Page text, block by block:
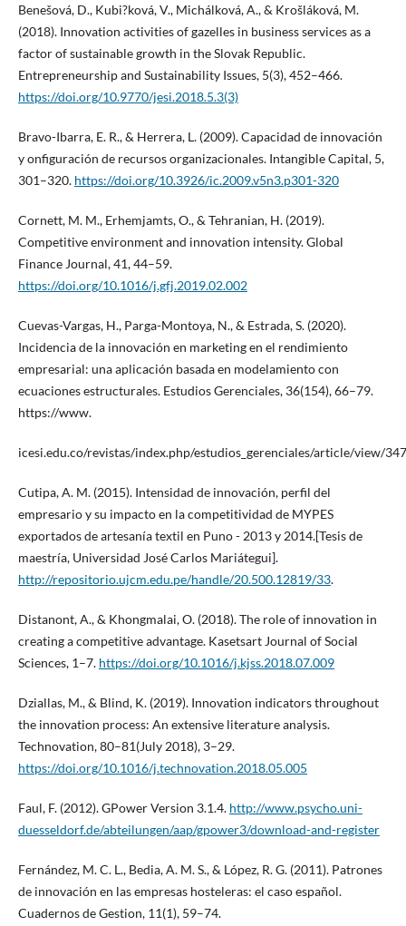
Benešová, D., Kubi?ková, V., Michálková, A., & Krošláková, M.
(2018). Innovation activities of gazelles in business services as a
factor of sustainable growth in the Slovak Republic.
Entrepreneurship and Sustainability Issues, 5(3), 452–466.
https://doi.org/10.9770/jesi.2018.5.3(3)
Bravo-Ibarra, E. R., & Herrera, L. (2009). Capacidad de innovación
y onfiguración de recursos organizacionales. Intangible Capital, 5,
301–320. https://doi.org/10.3926/ic.2009.v5n3.p301-320
Cornett, M. M., Erhemjamts, O., & Tehranian, H. (2019).
Competitive environment and innovation intensity. Global
Finance Journal, 41, 44–59.
https://doi.org/10.1016/j.gfj.2019.02.002
Cuevas-Vargas, H., Parga-Montoya, N., & Estrada, S. (2020).
Incidencia de la innovación en marketing en el rendimiento
empresarial: una aplicación basada en modelamiento con
ecuaciones estructurales. Estudios Gerenciales, 36(154), 66–79.
https://www.
icesi.edu.co/revistas/index.php/estudios_gerenciales/article/view/
Cutipa, A. M. (2015). Intensidad de innovación, perfil del
empresario y su impacto en la competitividad de MYPES
exportados de artesanía textil en Puno - 2013 y 2014.[Tesis de
maestría, Universidad José Carlos Mariátegui].
http://repositorio.ujcm.edu.pe/handle/20.500.12819/33.
Distanont, A., & Khongmalai, O. (2018). The role of innovation in
creating a competitive advantage. Kasetsart Journal of Social
Sciences, 1–7. https://doi.org/10.1016/j.kjss.2018.07.009
Dziallas, M., & Blind, K. (2019). Innovation indicators throughout
the innovation process: An extensive literature analysis.
Technovation, 80–81(July 2018), 3–29.
https://doi.org/10.1016/j.technovation.2018.05.005
Faul, F. (2012). GPower Version 3.1.4. http://www.psycho.uni-
duesseldorf.de/abteilungen/aap/gpower3/download-and-register
Fernández, M. C. L., Bedia, A. M. S., & López, R. G. (2011). Patrones
de innovación en las empresas hosteleras: el caso español.
Cuadernos de Gestion, 11(1), 59–74.